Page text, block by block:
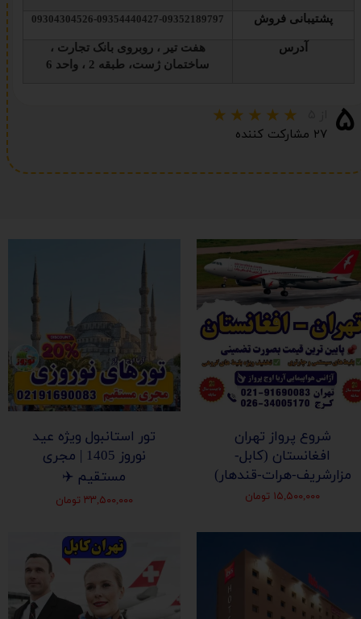
پشتیبانی فروش 09304304526-09354440427-09352189797
آدرس
هفت تیر ، روبروی بانک تجارت ،
ساختمان ژست، طبقه 2 ، واحد 6
۵ ۲۷ مشارکت کننده
شروع پرواز تهران
افغانستان (کابل-
مزارشریف-هرات-قندهار)
۱۵,۵۰۰,۰۰۰ تومان
تور استانبول ویژه عید
نوروز 1405 | مجری
مستقیم ✈️
۳۳,۵۰۰,۰۰۰ تومان